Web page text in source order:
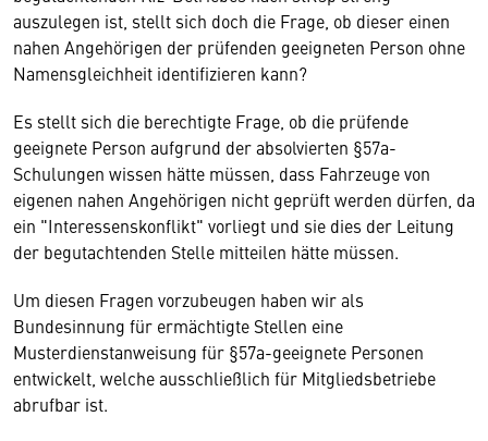
auszulegen ist, stellt sich doch die Frage, ob dieser einen
nahen Angehörigen der prüfenden geeigneten Person ohne
Namensgleichheit identifizieren kann?
Es stellt sich die berechtigte Frage, ob die prüfende
geeignete Person aufgrund der absolvierten §57a-
Schulungen wissen hätte müssen, dass Fahrzeuge von
eigenen nahen Angehörigen nicht geprüft werden dürfen, da
ein "Interessenskonflikt" vorliegt und sie dies der Leitung
der begutachtenden Stelle mitteilen hätte müssen.
Um diesen Fragen vorzubeugen haben wir als
Bundesinnung für ermächtigte Stellen eine
Musterdienstanweisung für §57a-geeignete Personen
entwickelt, welche ausschließlich für Mitgliedsbetriebe
abrufbar ist.